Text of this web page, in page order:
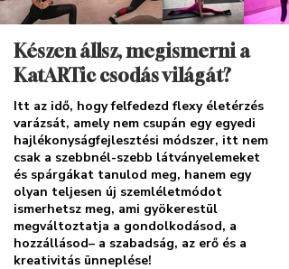
Készen állsz, megismerni a
KatARTic csodás világát?
Itt az idő, hogy felfedezd flexy életérzés
varázsát, amely nem csupán egy egyedi
hajlékonyságfejlesztési módszer, itt nem
csak a szebbnél-szebb látványelemeket
és spárgákat tanulod meg, hanem egy
olyan teljesen új szemléletmódot
ismerhetsz meg, ami gyökerestül
megváltoztatja a gondolkodásod, a
hozzállásod– a szabadság, az erő és a
kreativitás ünneplése!